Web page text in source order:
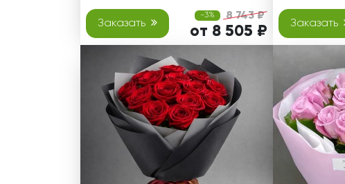
Заказать
-3% 8 743 ₽
от 8 505 ₽
Заказать